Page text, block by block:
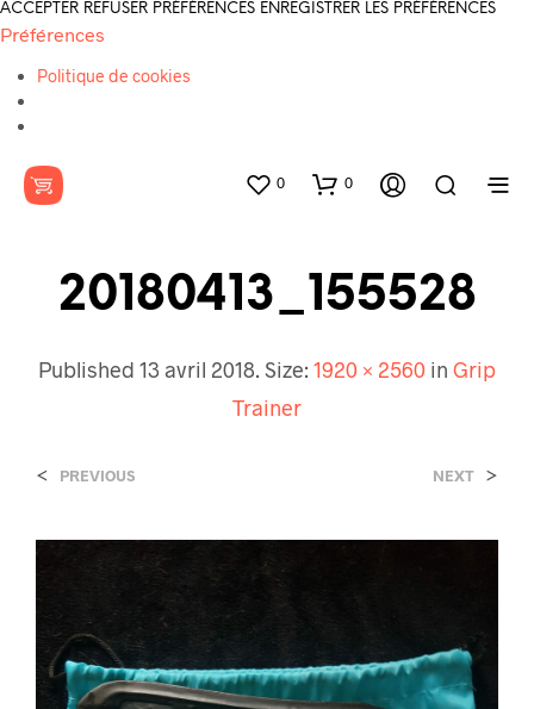
ACCEPTER REFUSER PRÉFÉRENCES ENREGISTRER LES PRÉFÉRENCES
Préférences
Politique de cookies
0 0
20180413_155528
Published 13 avril 2018. Size: 1920 × 2560 in Grip
Trainer
< PREVIOUS NEXT >